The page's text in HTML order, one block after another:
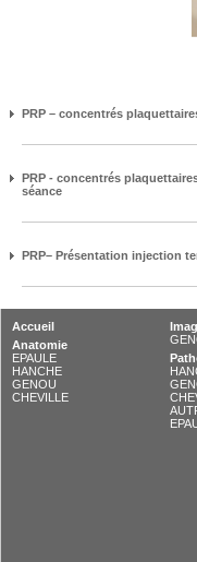
PRP – concentrés
PRP - concentrés
séance
PRP– Présentation injection
Accueil
Anatomie
EPAULE
HANCHE
GENOU
CHEVILLE